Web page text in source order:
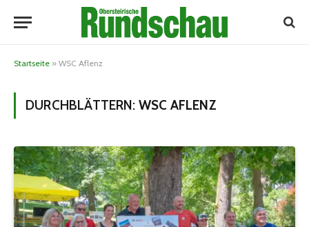
Startseite » WSC Aflenz
DURCHBLÄTTERN: WSC AFLENZ